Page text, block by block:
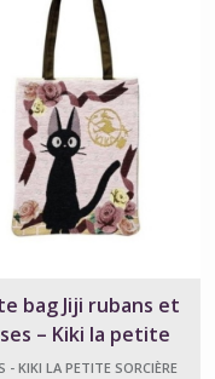
bag Jiji rubans et
– Kiki la petite
sorcière
- KIKI LA PETITE SORCIÈRE